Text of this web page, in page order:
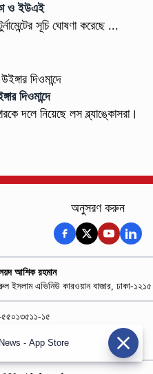
ও ইউএই
সূচি ঘোষণা করেছে ...
দিওমান্দে
দলে নিয়েছে লস ব্ল্যাঙ্কোসরা।
অনুসরণ করুন
আশিক রহমান
ইসলাম এভিনিউ কারওয়ান বাজার, ঢাকা-১২১৫
১৫
- App Store